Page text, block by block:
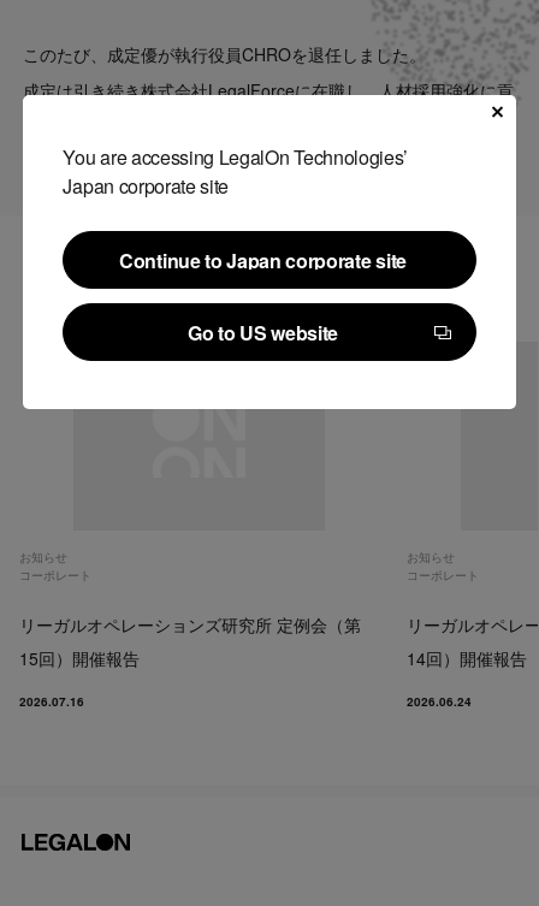
You are accessing LegalOn Technologies’
Japan corporate site
Continue to Japan corporate site
Continue to Japan corporate site
Go to US website
Go to US website
このたび、成定優が執行役員CHROを退任しました。
成定は引き続き株式会社LegalForceに在職し、人材採用強化に貢
関連記事
お知らせ
コーポレート
リーガルオペレーションズ研究所 定例会（第
15回）開催報告
2026.07.16
お知らせ
コーポレート
リーガルオペレ
14回）開催報告
2026.06.24